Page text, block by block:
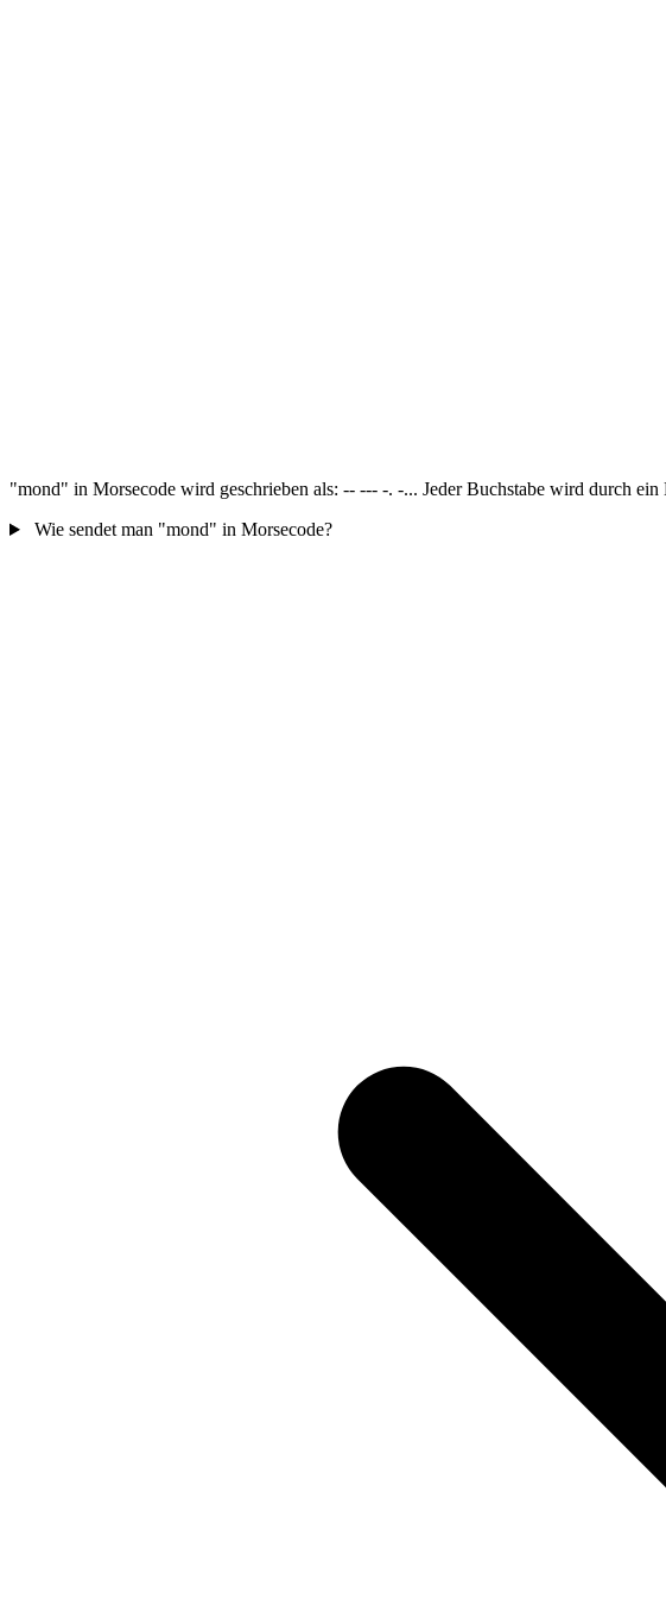
"mond" in Morsecode wird geschrieben als: -- --- -. -... Jeder Buchstabe wird durch
Wie sendet man "mond" in Morsecode?